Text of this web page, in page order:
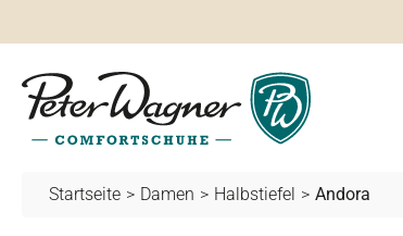
Startseite > Damen > Halbstiefel > Andora